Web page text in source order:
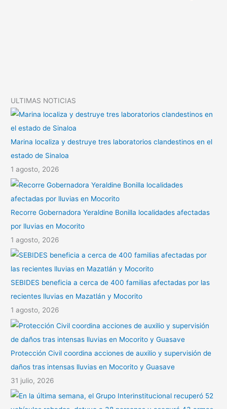
r
ULTIMAS NOTICIAS
Marina localiza y destruye tres laboratorios clandestinos en el
estado de Sinaloa
1 agosto, 2026
Recorre Gobernadora Yeraldine Bonilla localidades afectadas
por lluvias en Mocorito
1 agosto, 2026
SEBIDES beneficia a cerca de 400 familias afectadas por las
recientes lluvias en Mazatlán y Mocorito
1 agosto, 2026
Protección Civil coordina acciones de auxilio y supervisión de
daños tras intensas lluvias en Mocorito y Guasave
31 julio, 2026